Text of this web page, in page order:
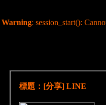
Warning: session_start():
標題：[分享] LINE